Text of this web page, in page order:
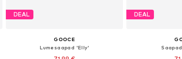
DEAL
GOOCE
Lumesaapad 'Elly'
DEAL